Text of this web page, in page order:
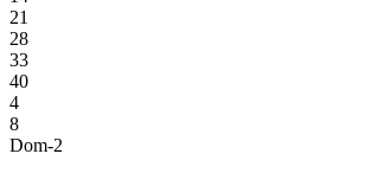
21
28
33
40
4
8
Dom-2